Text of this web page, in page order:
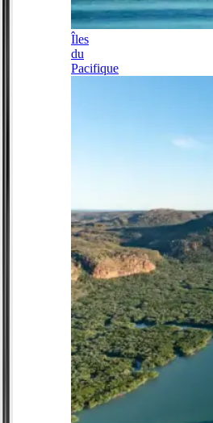
Îles
du
Pacifique